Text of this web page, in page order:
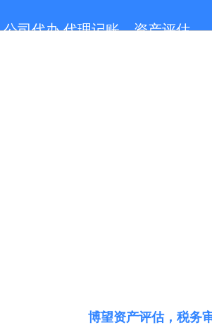
公司代办,代理记账，资产评估
网站首页
博望资产评估，税务